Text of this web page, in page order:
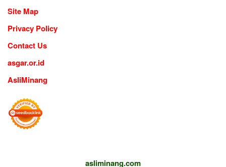
Site Map
Privacy Policy
Contact Us
asgar.or.id
AsliMinang
asliminang.com